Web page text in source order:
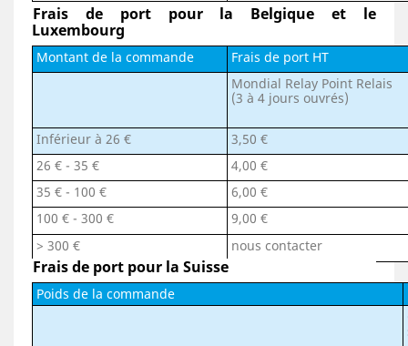
Frais de port pour la Belgique et le
Luxembourg
Montant de la commande
Frais de port HT
Mondial Relay Point Relais
(3 à 4 jours ouvrés)
Inférieur à 26 €
3,50 €
26 € - 35 €
4,00 €
35 € - 100 €
6,00 €
100 € - 300 €
9,00 €
> 300 €
nous contacter
Frais de port pour la Suisse
Poids de la commande